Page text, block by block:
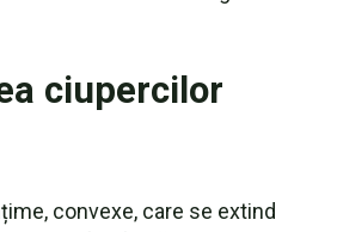
ciupercilor
convexe, care se extind